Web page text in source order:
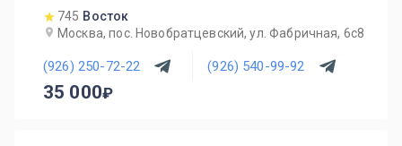
745 Восток
Москва, пос. Новобратцевский, ул. Фабричная, 6с8
(926) 250-72-22 (926) 540-99-92
35 000